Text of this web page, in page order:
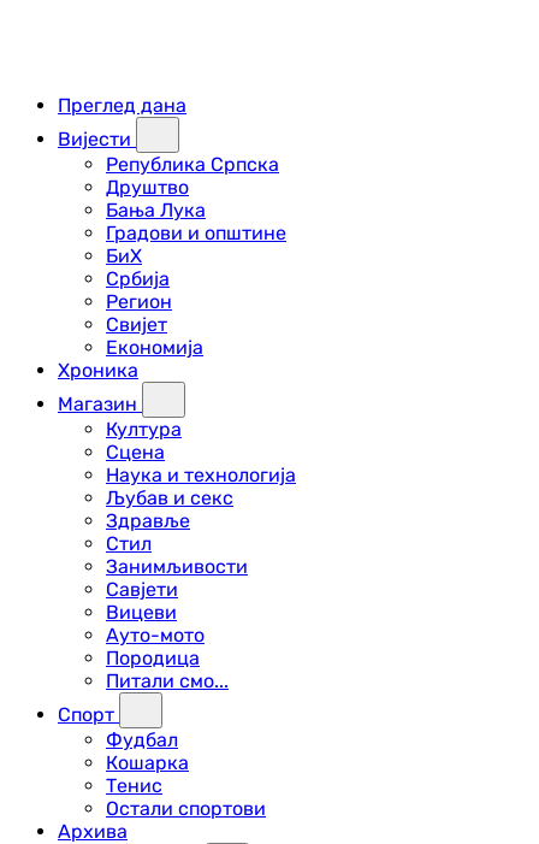
Преглед дана
Вијести
Република Српска
Друштво
Бања Лука
Градови и општине
БиХ
Србија
Регион
Свијет
Економија
Хроника
Магазин
Култура
Сцена
Наука и технологија
Љубав и секс
Здравље
Стил
Занимљивости
Савјети
Вицеви
Ауто-мото
Породица
Питали смо...
Спорт
Фудбал
Кошарка
Тенис
Остали спортови
Архива